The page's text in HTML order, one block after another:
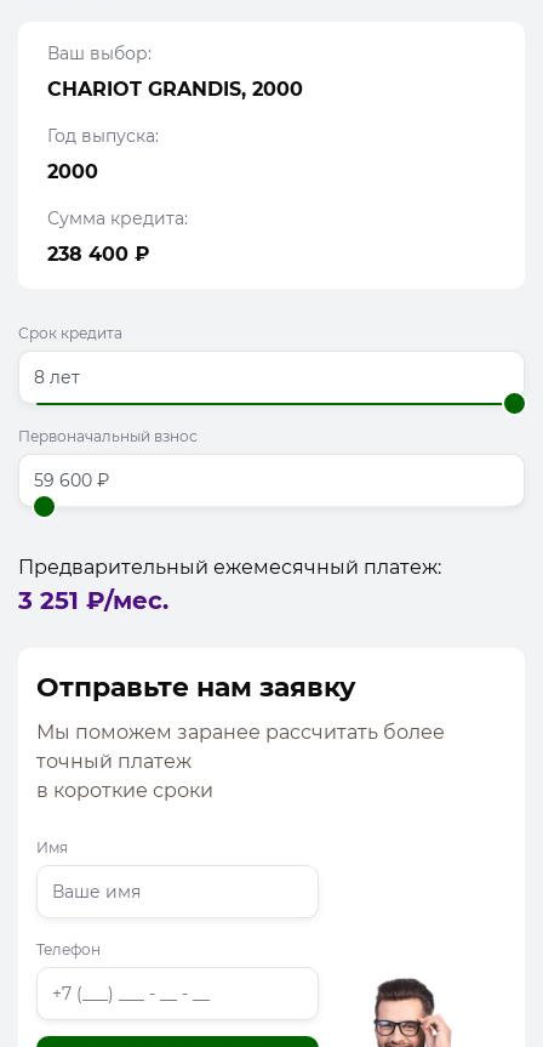
Ваш выбор:
CHARIOT GRANDIS, 2000
Год выпуска:
2000
Сумма кредита:
238 400 ₽
Срок кредита
Первоначальный взнос
Предварительный ежемесячный платеж:
3 251 ₽/мес.
Отправьте нам заявку
Мы поможем заранее рассчитать более
точный платеж
в короткие сроки
Имя
Телефон